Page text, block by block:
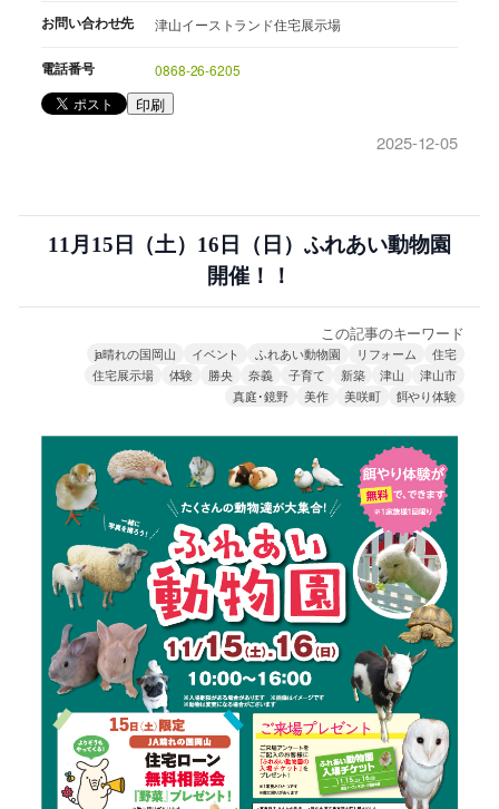
お問い合わせ先 津山イーストランド住宅展示場
電話番号 0868-26-6205
印刷
2025-12-05
11月15日（土）16日（日）ふれあい動物園
開催！！
この記事のキーワード
ja晴れの国岡山 イベント ふれあい動物園 リフォーム
住宅
住宅展示場
体験 勝央 奈義 子育て 新築 津山
津山市
真庭･鏡野
美作 美咲町 餌やり体験